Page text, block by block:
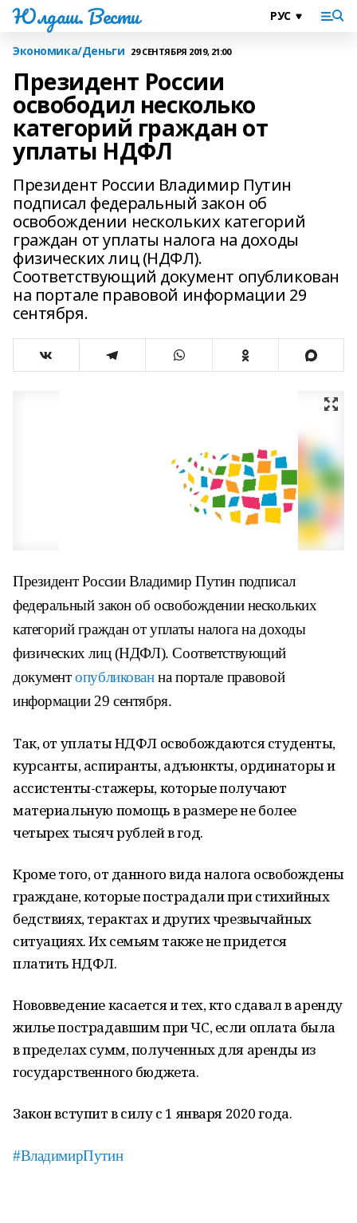
Юлдаш. Вести
Экономика/Деньги 29 СЕНТЯБРЯ 2019, 21:00
Президент России
освободил несколько
категорий граждан от
уплаты НДФЛ
Президент России Владимир Путин
подписал федеральный закон об
освобождении нескольких категорий
граждан от уплаты налога на доходы
физических лиц (НДФЛ).
Соответствующий документ опубликован
на портале правовой информации 29
сентября.
Президент России Владимир Путин подписал
федеральный закон об освобождении нескольких
категорий граждан от уплаты налога на доходы
физических лиц (НДФЛ). Соответствующий
документопубликованна портале правовой
информации 29 сентября.
Так, от уплаты НДФЛ освобождаются студенты,
курсанты, аспиранты, адъюнкты, ординаторы и
ассистенты-стажеры, которые получают
материальную помощь в размере не более
четырех тысяч рублей в год.
Кроме того, от данного вида налога освобождены
граждане, которые пострадали при стихийных
бедствиях, терактах и других чрезвычайных
ситуациях. Их семьям также не придется
платить НДФЛ.
Нововведение касается и тех, кто сдавал в аренду
жилье пострадавшим при ЧС, если оплата была
в пределах сумм, полученных для аренды из
государственного бюджета.
Закон вступит в силу с 1 января 2020 года.
#ВладимирПутин